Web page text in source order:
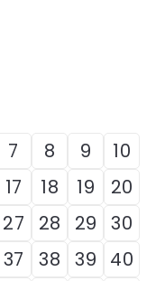
7 8 9
10
17 18 19
20
27 28 29
30
37 38 39
40